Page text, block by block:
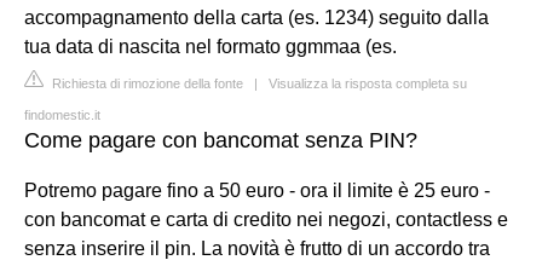
accompagnamento della carta (es. 1234) seguito dalla
tua data di nascita nel formato ggmmaa (es.
Richiesta di rimozione della fonte | Visualizza la risposta completa su
findomestic.it
Come pagare con bancomat senza PIN?
Potremo pagare fino a 50 euro - ora il limite è 25 euro -
con bancomat e carta di credito nei negozi, contactless e
senza inserire il pin. La novità è frutto di un accordo tra